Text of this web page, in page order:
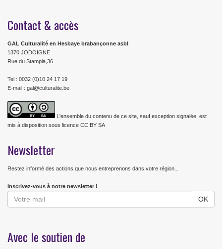
Contact & accès
GAL Culturalité en Hesbaye brabançonne asbl
1370 JODOIGNE
Rue du Stampia,36
Tel : 0032 (0)10 24 17 19
E-mail : gal@culturalite.be
L'ensemble du contenu de ce site, sauf exception signalée, est
mis à disposition sous licence CC BY SA
Newsletter
Restez informé des actions que nous entreprenons dans votre région...
Inscrivez-vous à notre newsletter !
Avec le soutien de